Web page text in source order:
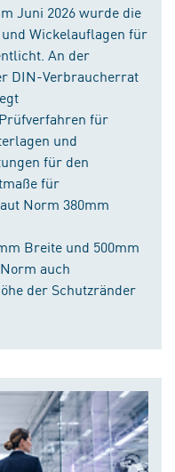
Juni 2026 wurde die
Wickelauflagen für
An der
DIN-Verbraucherrat
für
und
für den
für
Norm 380mm
Breite und 500mm
auch
der Schutzränder